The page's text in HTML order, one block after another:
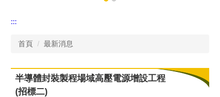
:::
首頁 最新消息
半導體封裝製程場域高壓電源增設工程
(招標二)